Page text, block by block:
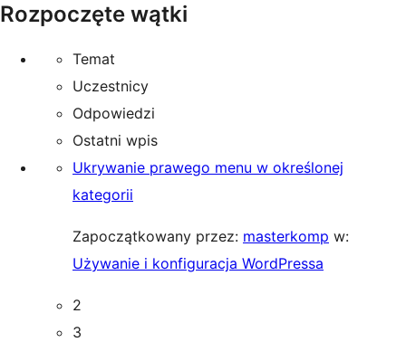
tematy:
Rozpoczęte wątki
Temat
Uczestnicy
Odpowiedzi
Ostatni wpis
Ukrywanie prawego menu w określonej
kategorii
Zapoczątkowany przez: masterkomp w:
Używanie i konfiguracja WordPressa
2
3